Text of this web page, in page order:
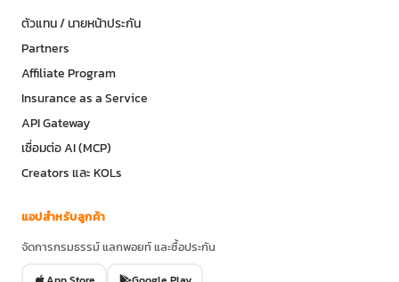
ตัวแทน / นายหน้าประกัน
Partners
Affiliate Program
Insurance as a Service
API Gateway
เชื่อมต่อ AI (MCP)
Creators และ KOLs
แอปสำหรับลูกค้า
จัดการกรมธรรม์ แลกพอยท์ และซื้อประกัน